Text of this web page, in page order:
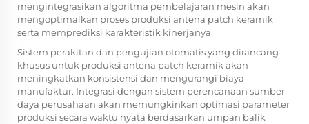
mengintegrasikan algoritma pembelajaran mesin akan
mengoptimalkan proses produksi antena patch keramik
serta memprediksi karakteristik kinerjanya.
Sistem perakitan dan pengujian otomatis yang dirancang
khusus untuk produksi antena patch keramik akan
meningkatkan konsistensi dan mengurangi biaya
manufaktur. Integrasi dengan sistem perencanaan sumber
daya perusahaan akan memungkinkan optimasi parameter
produksi secara waktu nyata berdasarkan umpan balik